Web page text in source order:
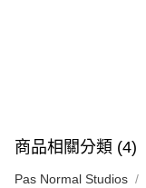
商品相關分類 (4)
Pas Normal Studios